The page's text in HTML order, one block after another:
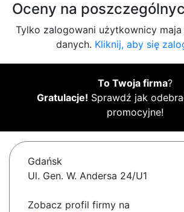
Oceny na
Tylko zalogowani użytkownicy
danych. Kliknij, aby się
To Twoja firma?
Gratulacje! Sprawdź jak
promocyjne!
Gdańsk
Ul. Gen. W. Andersa 24/U1
Zobacz profil firmy na